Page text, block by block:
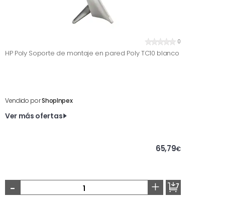
0
HP Poly Soporte de montaje en pared Poly TC10 blanco
Vendido porShopInpex
Ver más ofertas
65,79€
- +